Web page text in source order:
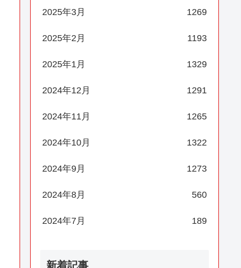
2025年3月 1269
2025年2月 1193
2025年1月 1329
2024年12月 1291
2024年11月 1265
2024年10月 1322
2024年9月 1273
2024年8月 560
2024年7月 189
新着記事